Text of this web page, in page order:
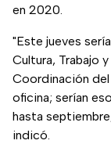
en 2020.
"Este jueves
Cultura, Trabajo
Coordinación
oficina; serían
hasta
indicó.